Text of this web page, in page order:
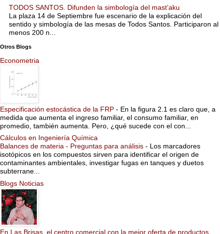
TODOS SANTOS. Difunden la simbología del mast’aku
La plaza 14 de Septiembre fue escenario de la explicación del
sentido y simbología de las mesas de Todos Santos. Participaron al
menos 200 n...
Otros Blogs
Econometria
Especificación estocástica de la FRP - En la figura 2.1 es claro que, a
medida que aumenta el ingreso familiar, el consumo familiar, en
promedio, también aumenta. Pero, ¿qué sucede con el con...
Cálculos en Ingeniería Química
Balances de materia - Preguntas para análisis - Los marcadores
isotópicos en los compuestos sirven para identificar el origen de
contaminantes ambientales, investigar fugas en tanques y duetos
subterrane...
Blogs Noticias
En Las Brisas, el centro comercial con la mejor oferta de productos,